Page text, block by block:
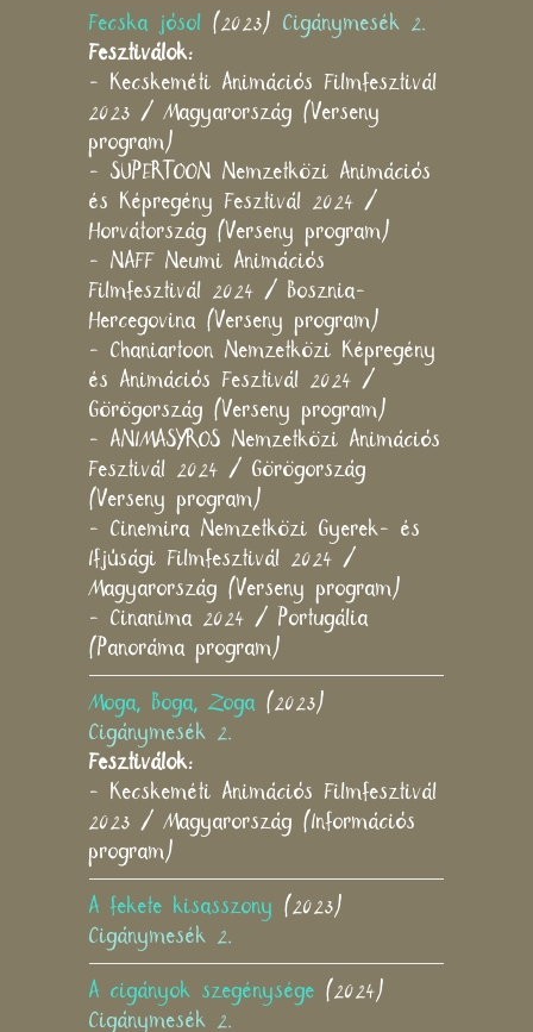
Fecska jósol (2023) Cigánymesék 2.
Fesztiválok:
- Kecskeméti Animációs Filmfesztivál
2023 / Magyarország (Verseny
program)
- SUPERTOON Nemzetközi Animációs
és Képregény Fesztivál 2024 /
Horvátország (Verseny program)
- NAFF Neumi Animációs
Filmfesztivál 2024 / Bosznia-
Hercegovina (Verseny program)
- Chaniartoon Nemzetközi Képregény
és Animációs Fesztivál 2024 /
Görögország (Verseny program)
- ANIMASYROS Nemzetközi Animációs
Fesztivál 2024 / Görögország
(Verseny program)
- Cinemira Nemzetközi Gyerek- és
Ifjúsági Filmfesztivál 2024 /
Magyarország (Verseny program)
- Cinanima 2024 / Portugália
(Panoráma program)
Moga, Boga, Zoga (2023)
Cigánymesék 2.
Fesztiválok:
- Kecskeméti Animációs Filmfesztivál
2023 / Magyarország (Információs
program)
A fekete kisasszony (2023)
Cigánymesék 2.
A cigányok szegénysége (2024)
Cigánymesék 2.